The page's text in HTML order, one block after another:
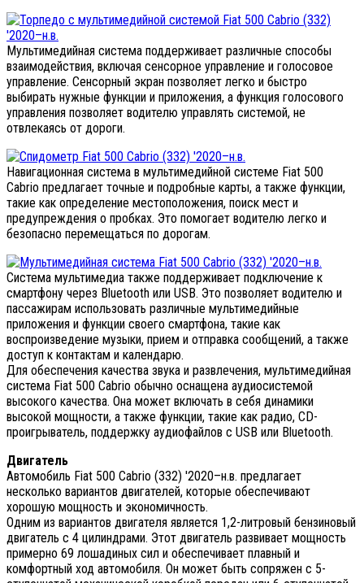
Мультимедийная система поддерживает различные способы
взаимодействия, включая сенсорное управление и голосовое
управление. Сенсорный экран позволяет легко и быстро
выбирать нужные функции и приложения, а функция голосового
управления позволяет водителю управлять системой, не
отвлекаясь от дороги.
Навигационная система в мультимедийной системе Fiat 500
Cabrio предлагает точные и подробные карты, а также функции,
такие как определение местоположения, поиск мест и
предупреждения о пробках. Это помогает водителю легко и
безопасно перемещаться по дорогам.
Система мультимедиа также поддерживает подключение к
смартфону через Bluetooth или USB. Это позволяет водителю и
пассажирам использовать различные мультимедийные
приложения и функции своего смартфона, такие как
воспроизведение музыки, прием и отправка сообщений, а также
доступ к контактам и календарю.
Для обеспечения качества звука и развлечения, мультимедийная
система Fiat 500 Cabrio обычно оснащена аудиосистемой
высокого качества. Она может включать в себя динамики
высокой мощности, а также функции, такие как радио, CD-
проигрыватель, поддержку аудиофайлов с USB или Bluetooth.
Двигатель
Автомобиль Fiat 500 Cabrio (332) '2020–н.в. предлагает
несколько вариантов двигателей, которые обеспечивают
хорошую мощность и экономичность.
Одним из вариантов двигателя является 1,2-литровый бензиновый
двигатель с 4 цилиндрами. Этот двигатель развивает мощность
примерно 69 лошадиных сил и обеспечивает плавный и
комфортный ход автомобиля. Он может быть сопряжен с 5-